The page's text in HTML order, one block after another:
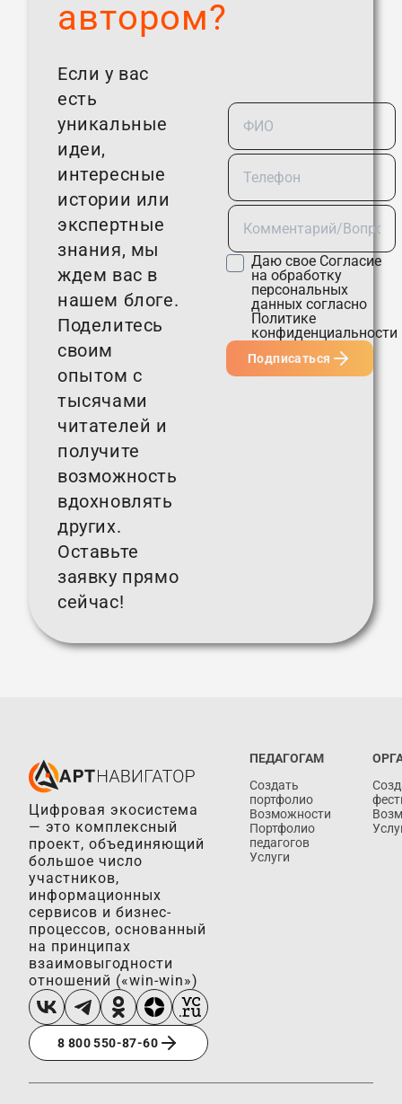
автором?
Если у вас
есть
уникальные
идеи,
интересные
истории или
экспертные
знания, мы
ждем вас в
нашем блоге.
Поделитесь
своим
опытом с
тысячами
читателей и
получите
возможность
вдохновлять
других.
Оставьте
заявку прямо
сейчас!
Даю свое Согласие
на обработку
персональных
данных согласно
Политике
конфиденциальности
Подписаться
Цифровая экосистема
— это комплексный
проект, объединяющий
большое число
участников,
информационных
сервисов и бизнес-
процессов, основанный
на принципах
взаимовыгодности
отношений («win-win»)
8 800 550-87-60
ПЕДАГОГАМ
Создать
портфолио
Возможности
Портфолио
педагогов
Услуги